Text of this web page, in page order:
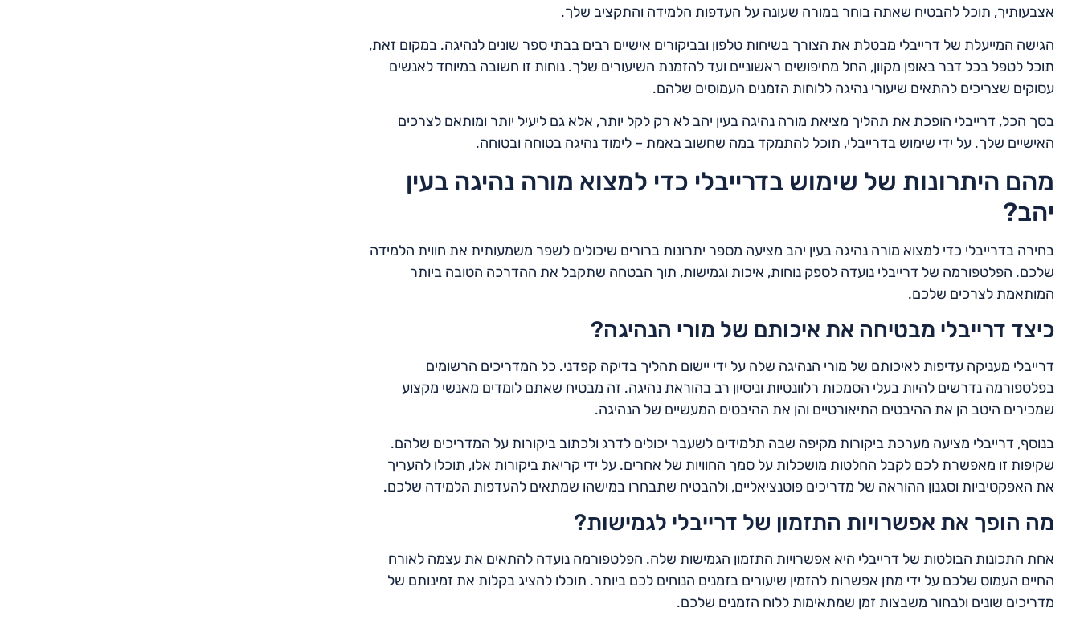
אצבעותיך, תוכל להבטיח שאתה בוחר במורה שעונה על העדפות הלמידה והתקציב שלך.
הגישה המייעלת של דרייבלי מבטלת את הצורך בשיחות טלפון ובביקורים אישיים רבים בבתי ספר שונים לנהיגה. במקום זאת,
תוכל לטפל בכל דבר באופן מקוון, החל מחיפושים ראשוניים ועד להזמנת השיעורים שלך. נוחות זו חשובה במיוחד לאנשים
עסוקים שצריכים להתאים שיעורי נהיגה ללוחות הזמנים העמוסים שלהם.
בסך הכל, דרייבלי הופכת את תהליך מציאת מורה נהיגה בעין יהב לא רק לקל יותר, אלא גם ליעיל יותר ומותאם לצרכים
האישיים שלך. על ידי שימוש בדרייבלי, תוכל להתמקד במה שחשוב באמת – לימוד נהיגה בטוחה ובטוחה.
מהם היתרונות של שימוש בדרייבלי כדי למצוא מורה נהיגה בעין
יהב?
בחירה בדרייבלי כדי למצוא מורה נהיגה בעין יהב מציעה מספר יתרונות ברורים שיכולים לשפר משמעותית את חווית הלמידה
שלכם. הפלטפורמה של דרייבלי נועדה לספק נוחות, איכות וגמישות, תוך הבטחה שתקבל את ההדרכה הטובה ביותר
המותאמת לצרכים שלכם.
כיצד דרייבלי מבטיחה את איכותם של מורי הנהיגה?
דרייבלי מעניקה עדיפות לאיכותם של מורי הנהיגה שלה על ידי יישום תהליך בדיקה קפדני. כל המדריכים הרשומים
בפלטפורמה נדרשים להיות בעלי הסמכות רלוונטיות וניסיון רב בהוראת נהיגה. זה מבטיח שאתם לומדים מאנשי מקצוע
שמכירים היטב הן את ההיבטים התיאורטיים והן את ההיבטים המעשיים של הנהיגה.
בנוסף, דרייבלי מציעה מערכת ביקורות מקיפה שבה תלמידים לשעבר יכולים לדרג ולכתוב ביקורות על המדריכים שלהם.
שקיפות זו מאפשרת לכם לקבל החלטות מושכלות על סמך החוויות של אחרים. על ידי קריאת ביקורות אלו, תוכלו להעריך
את האפקטיביות וסגנון ההוראה של מדריכים פוטנציאליים, ולהבטיח שתבחרו במישהו שמתאים להעדפות הלמידה שלכם.
מה הופך את אפשרויות התזמון של דרייבלי לגמישות?
אחת התכונות הבולטות של דרייבלי היא אפשרויות התזמון הגמישות שלה. הפלטפורמה נועדה להתאים את עצמה לאורח
החיים העמוס שלכם על ידי מתן אפשרות להזמין שיעורים בזמנים הנוחים לכם ביותר. תוכלו להציג בקלות את זמינותם של
מדריכים שונים ולבחור משבצות זמן שמתאימות ללוח הזמנים שלכם.